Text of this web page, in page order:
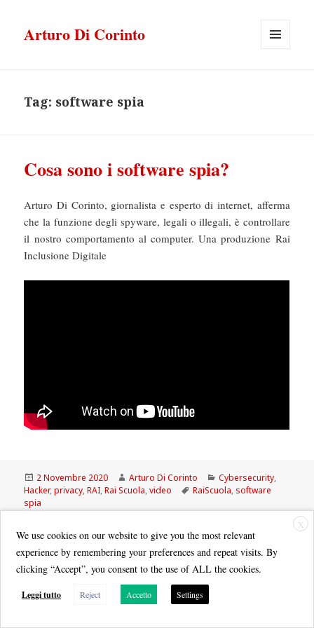
Arturo Di Corinto
Tag: software spia
Cosa sono i software spia?
Arturo Di Corinto, giornalista e esperto di internet, afferma
che la funzione degli spyware, legali o illegali, è controllare
il nostro comportamento al computer. Una produzione Rai
Inclusione Digitale
Scritto
il
2 Novembre 2020 Autore
Arturo Di Corinto Categorie
Cybersecurity,
Hacker,privacy,RAI,Rai Scuola,video Tag
RaiScuola, software
spia
Quest'opera è distribuita con Licenza
Creative Commons Attribuzione - Non commerciale - Condividi allo
stesso modo 3.0 Italia.
X
We use cookies on our website to give you the most relevant
experience by remembering your preferences and repeat visits. By
clicking “Accept”, you consent to the use of ALL the cookies.
Leggi tutto Reject Accetto Settings